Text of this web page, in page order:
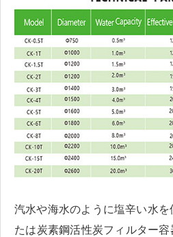
汽水や海水のように塩辛い水を
たは炭素鋼活性炭フィルター